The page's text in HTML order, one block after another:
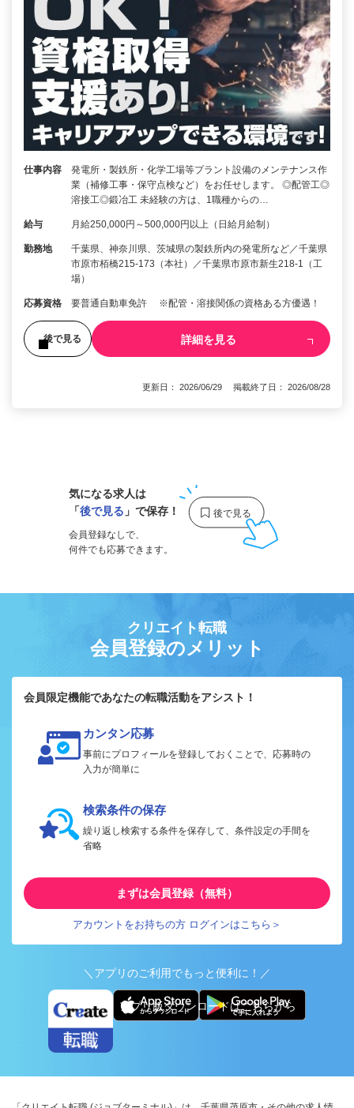
仕事内容
発電所・製鉄所・化学工場等プラント設備のメンテナンス作
業（補修工事・保守点検など）をお任せします。 ◎配管工◎
溶接工◎鍛冶工 未経験の方は、1職種からの…
給与 月給250,000円～500,000円以上（日給月給制）
勤務地
千葉県、神奈川県、茨城県の製鉄所内の発電所など／千葉県
市原市栢橋215-173（本社）／千葉県市原市新生218-1（工
場）
応募資格 要普通自動車免許 ※配管・溶接関係の資格ある方優遇！
後で見る 詳細を見る
更新日： 2026/06/29 掲載終了日： 2026/08/28
気になる求人は
「後で見る 」で保存！
会員登録なしで、
何件でも応募できます。
クリエイト転職
会員登録のメリット
会員限定機能であなたの転職活動をアシスト！
カンタン応募
事前にプロフィールを登録しておくことで、応募時の
入力が簡単に
検索条件の保存
繰り返し検索する条件を保存して、条件設定の手間を
省略
まずは会員登録（無料）
アカウントをお持ちの方 ログインはこちら＞
＼アプリのご利用でもっと便利に！／
アプリ版ダウンロードはこちらから